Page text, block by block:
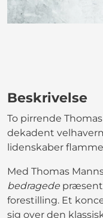
Beskrivelse
To pirrende
dekadent
lidenskaber
Med Thomas
bedragede
forestilling. Et
sig over den